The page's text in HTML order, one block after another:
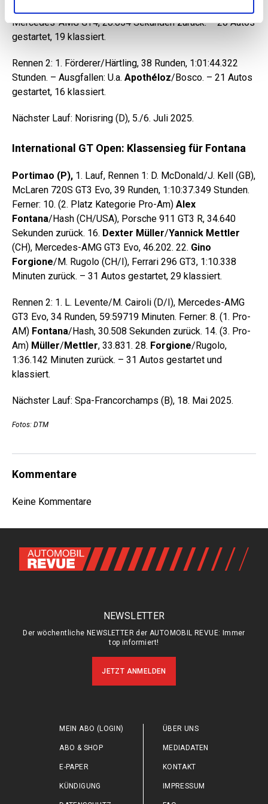
Mercedes-AMG GT4, 28.854 Sekunden zurück. – 20 Autos
gestartet, 19 klassiert.
Rennen 2: 1. Förderer/Härtling, 38 Runden, 1:01:44.322
Stunden. – Ausgfallen: U.a. Apothéloz/Bosco. – 21 Autos
gestartet, 16 klassiert.
Nächster Lauf: Norisring (D), 5./6. Juli 2025.
International GT Open: Klassensieg für Fontana
Portimao (P), 1. Lauf, Rennen 1: D. McDonald/J. Kell (GB),
McLaren 720S GT3 Evo, 39 Runden, 1:10:37.349 Stunden.
Ferner: 10. (2. Platz Kategorie Pro-Am) Alex
Fontana/Hash (CH/USA), Porsche 911 GT3 R, 34.640
Sekunden zurück. 16. Dexter Müller/Yannick Mettler
(CH), Mercedes-AMG GT3 Evo, 46.202. 22. Gino
Forgione/M. Rugolo (CH/I), Ferrari 296 GT3, 1:10.338
Minuten zurück. – 31 Autos gestartet, 29 klassiert.
Rennen 2: 1. L. Levente/M. Cairoli (D/I), Mercedes-AMG
GT3 Evo, 34 Runden, 59:59719 Minuten. Ferner: 8. (1. Pro-
AM) Fontana/Hash, 30.508 Sekunden zurück. 14. (3. Pro-
Am) Müller/Mettler, 33.831. 28. Forgione/Rugolo,
1:36.142 Minuten zurück. – 31 Autos gestartet und
klassiert.
Nächster Lauf: Spa-Francorchamps (B), 18. Mai 2025.
Fotos: DTM
Kommentare
Keine Kommentare
NEWSLETTER
Der wöchentliche NEWSLETTER der AUTOMOBIL REVUE: Immer
top informiert!
JETZT ANMELDEN
MEIN ABO (LOGIN)
ABO & SHOP
E-PAPER
KÜNDIGUNG
ÜBER UNS
MEDIADATEN
KONTAKT
IMPRESSUM